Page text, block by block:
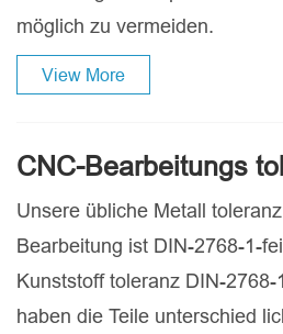
möglich zu vermeiden.
View More
CNC-Bearbeitungs
Unsere übliche Metall
Bearbeitung ist DIN-2768-1-
Kunststoff toleranz DIN-
haben die Teile unterschied